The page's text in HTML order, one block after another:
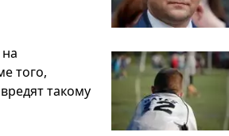
того,
такому